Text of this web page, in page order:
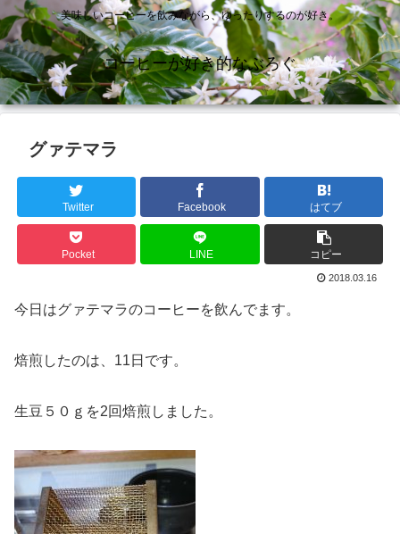
美味しいコーヒーを飲みながら、ゆったりするのが好き。
コーヒーが好き的なぶろぐ
グァテマラ
Twitter Facebook はてブ
Pocket LINE コピー
2018.03.16
今日はグァテマラのコーヒーを飲んでます。
焙煎したのは、11日です。
生豆５０ｇを2回焙煎しました。